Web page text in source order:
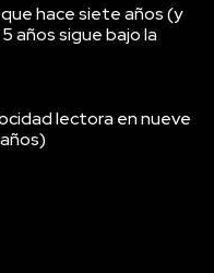
hace siete años (y
años sigue bajo la
lectora en nueve